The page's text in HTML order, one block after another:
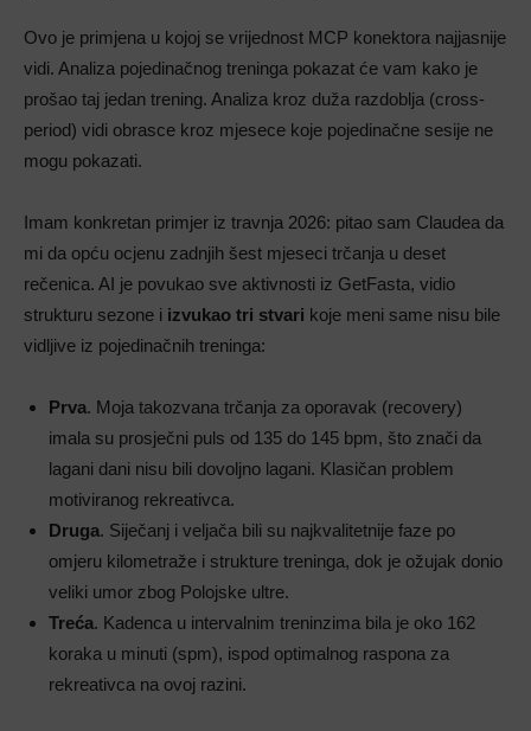
Ovo je primjena u kojoj se vrijednost MCP konektora najjasnije
vidi. Analiza pojedinačnog treninga pokazat će vam kako je
prošao taj jedan trening. Analiza kroz duža razdoblja (cross-
period) vidi obrasce kroz mjesece koje pojedinačne sesije ne
mogu pokazati.
Imam konkretan primjer iz travnja 2026: pitao sam Claudea da
mi da opću ocjenu zadnjih šest mjeseci trčanja u deset
rečenica. AI je povukao sve aktivnosti iz GetFasta, vidio
strukturu sezone i izvukao tri stvari koje meni same nisu bile
vidljive iz pojedinačnih treninga:
Prva. Moja takozvana trčanja za oporavak (recovery)
imala su prosječni puls od 135 do 145 bpm, što znači da
lagani dani nisu bili dovoljno lagani. Klasičan problem
motiviranog rekreativca.
Druga. Siječanj i veljača bili su najkvalitetnije faze po
omjeru kilometraže i strukture treninga, dok je ožujak donio
veliki umor zbog Polojske ultre.
Treća. Kadenca u intervalnim treninzima bila je oko 162
koraka u minuti (spm), ispod optimalnog raspona za
rekreativca na ovoj razini.